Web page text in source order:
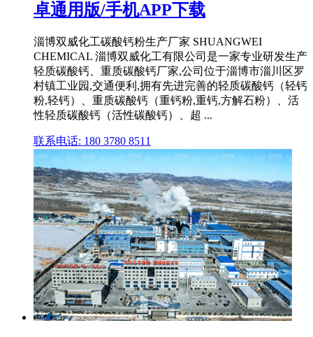
卓通用版/手机APP下载
淄博双威化工碳酸钙粉生产厂家 SHUANGWEI
CHEMICAL 淄博双威化工有限公司是一家专业研发生产
轻质碳酸钙、重质碳酸钙厂家,公司位于淄博市淄川区罗
村镇工业园,交通便利,拥有先进完善的轻质碳酸钙（轻钙
粉,轻钙）、重质碳酸钙（重钙粉,重钙,方解石粉）、活
性轻质碳酸钙（活性碳酸钙）、超 ...
联系电话: 180 3780 8511